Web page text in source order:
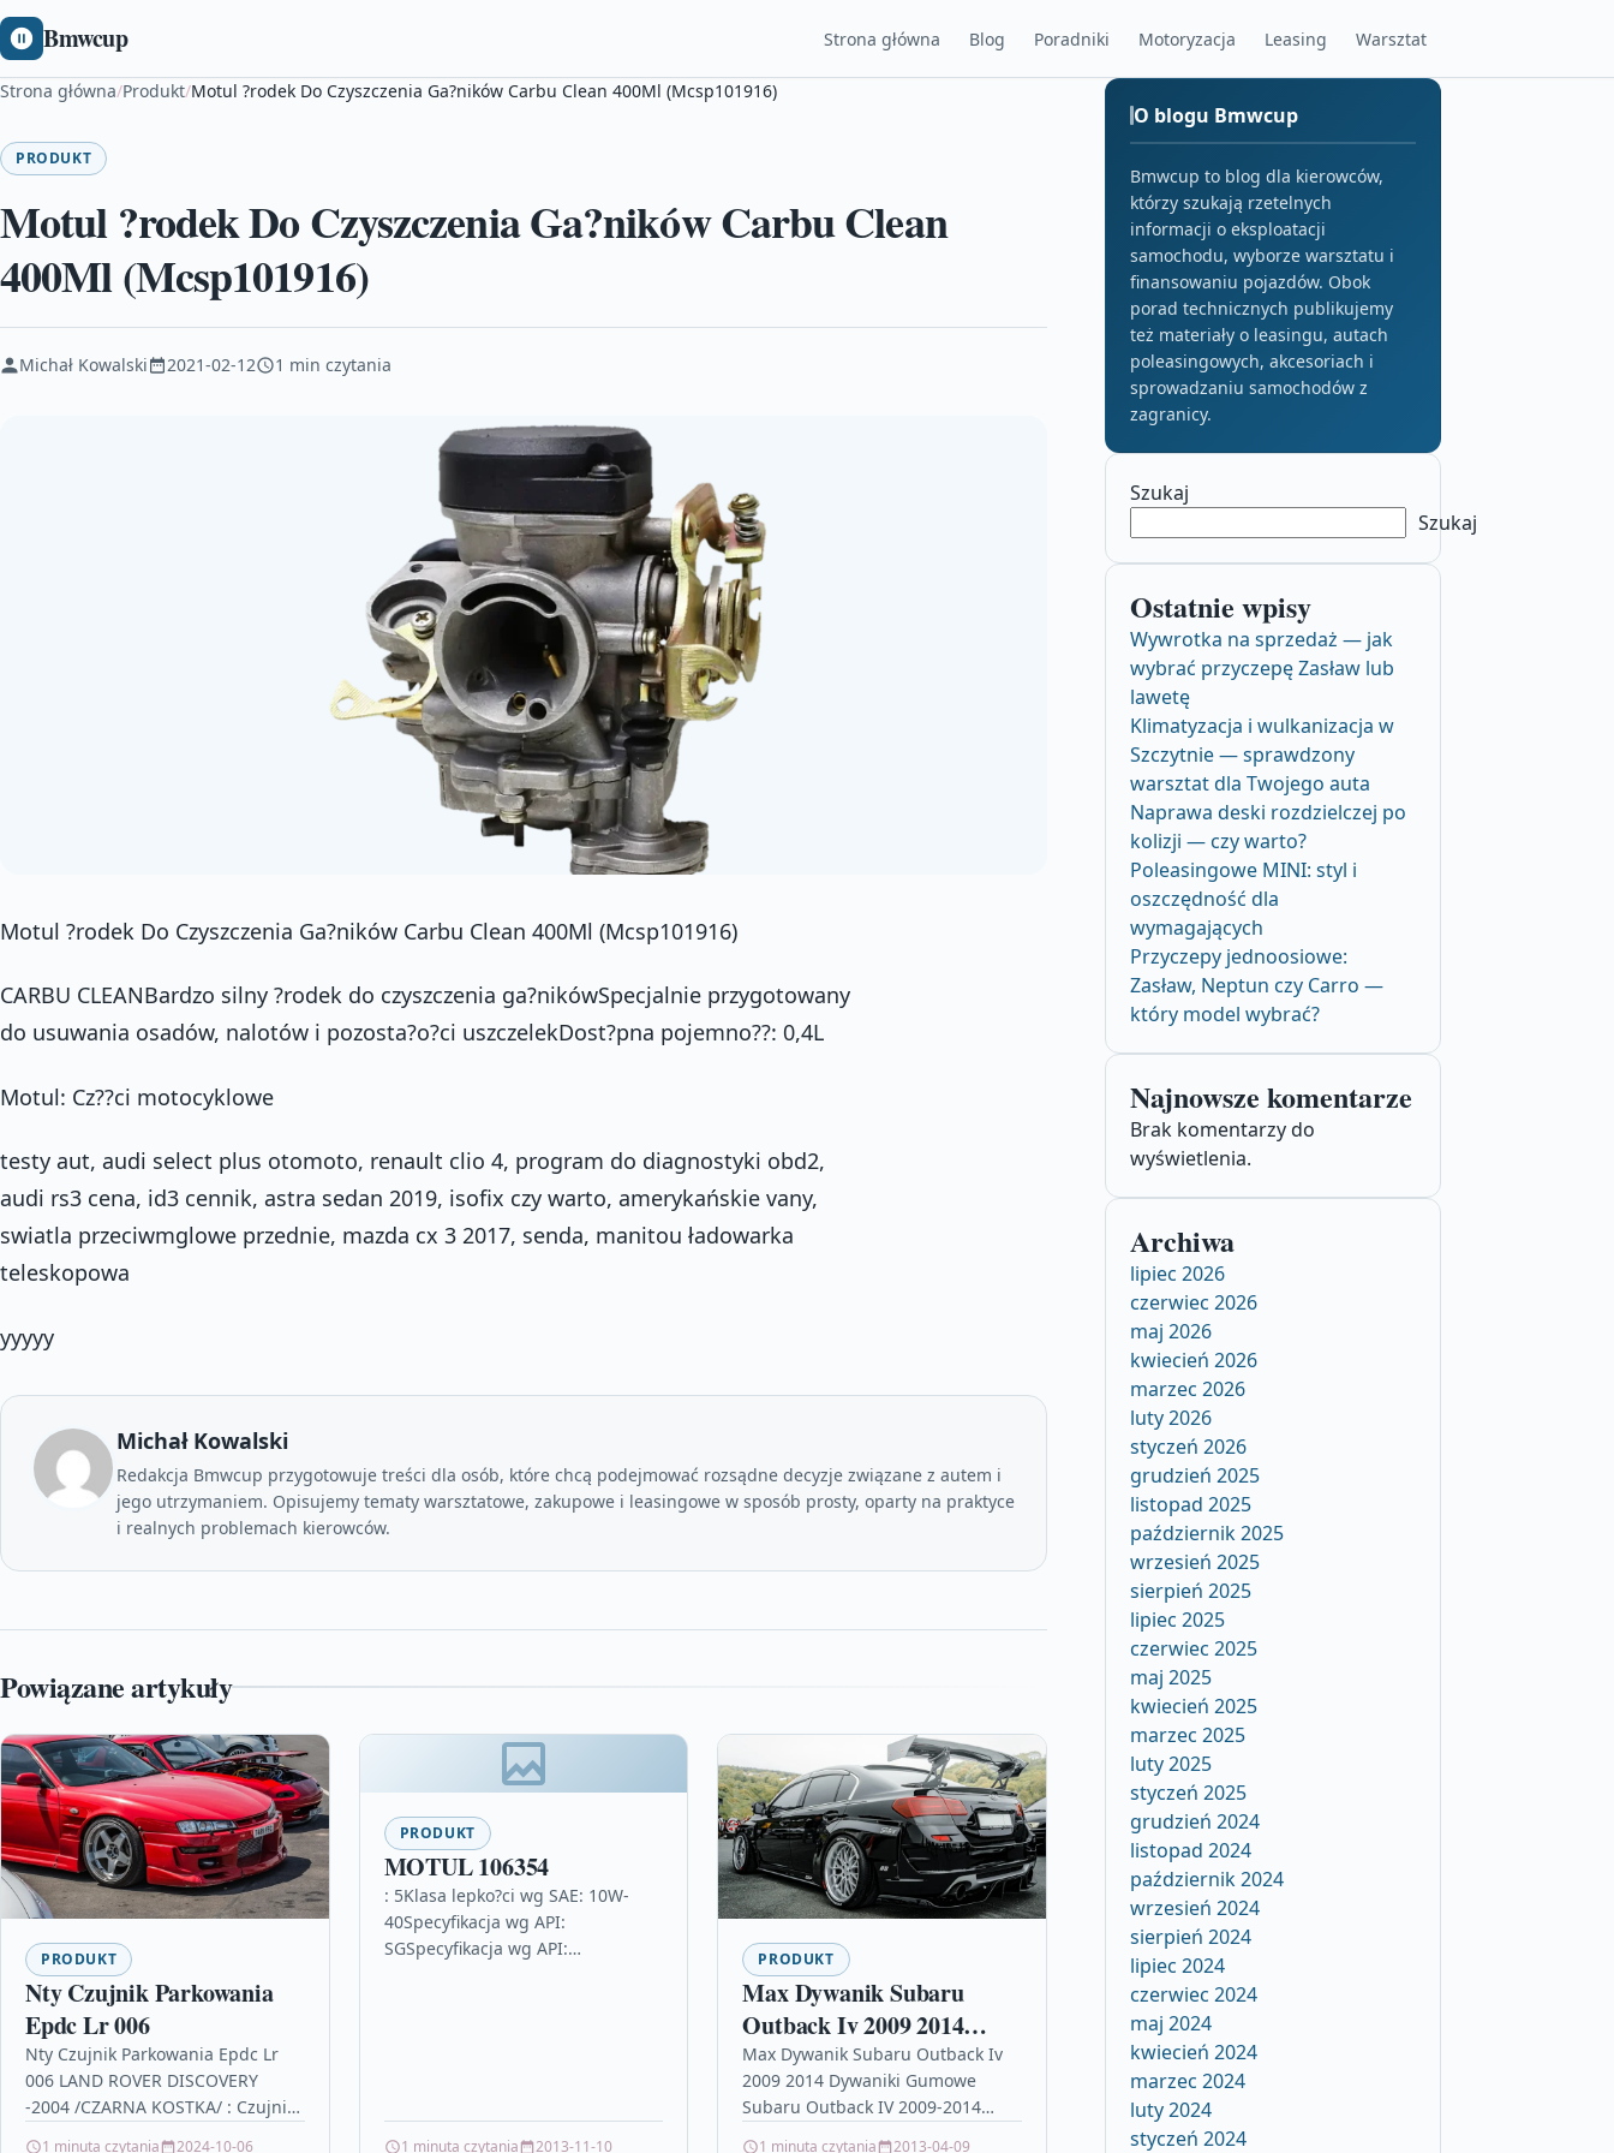
Bmwcup Strona główna Blog Poradniki Motoryzacja Leasing Warsztat
Strona główna/Produkt/Motul ?rodek Do Czyszczenia Ga?ników Carbu Clean 400Ml (Mcsp101916)
PRODUKT
Motul ?rodek Do Czyszczenia Ga?ników Carbu Clean
400Ml (Mcsp101916)
Michał Kowalski 2021-02-12 1 min czytania
Motul ?rodek Do Czyszczenia Ga?ników Carbu Clean 400Ml (Mcsp101916)
CARBU CLEANBardzo silny ?rodek do czyszczenia ga?nikówSpecjalnie przygotowany
do usuwania osadów, nalotów i pozosta?o?ci uszczelekDost?pna pojemno??: 0,4L
Motul: Cz??ci motocyklowe
testy aut, audi select plus otomoto, renault clio 4, program do diagnostyki obd2,
audi rs3 cena, id3 cennik, astra sedan 2019, isofix czy warto, amerykańskie vany,
swiatla przeciwmglowe przednie, mazda cx 3 2017, senda, manitou ładowarka
teleskopowa
yyyyy
Michał Kowalski
Redakcja Bmwcup przygotowuje treści dla osób, które chcą podejmować rozsądne decyzje związane z autem i
jego utrzymaniem. Opisujemy tematy warsztatowe, zakupowe i leasingowe w sposób prosty, oparty na praktyce
i realnych problemach kierowców.
Powiązane artykuły
PRODUKT
Nty Czujnik Parkowania
Epdc Lr 006
Nty Czujnik Parkowania Epdc Lr
006 LAND ROVER DISCOVERY
-2004 /CZARNA KOSTKA/ : Czujniki
1 minuta czytania 2024-10-06
PRODUKT
MOTUL 106354
: 5Klasa lepko?ci wg SAE: 10W-
40Specyfikacja wg API:
SGSpecyfikacja wg API:
1 minuta czytania 2013-11-10
PRODUKT
Max Dywanik Subaru
Outback Iv 2009 2014
Dywaniki Gumowe
Max Dywanik Subaru Outback Iv
2009 2014 Dywaniki Gumowe
Subaru Outback IV 2009-2014
1 minuta czytania 2013-04-09
O blogu Bmwcup
Bmwcup to blog dla kierowców,
którzy szukają rzetelnych
informacji o eksploatacji
samochodu, wyborze warsztatu i
finansowaniu pojazdów. Obok
porad technicznych publikujemy
też materiały o leasingu, autach
poleasingowych, akcesoriach i
sprowadzaniu samochodów z
zagranicy.
Szukaj
Szukaj
Ostatnie wpisy
Wywrotka na sprzedaż — jak
wybrać przyczepę Zasław lub
lawetę
Klimatyzacja i wulkanizacja w
Szczytnie — sprawdzony
warsztat dla Twojego auta
Naprawa deski rozdzielczej po
kolizji — czy warto?
Poleasingowe MINI: styl i
oszczędność dla
wymagających
Przyczepy jednoosiowe:
Zasław, Neptun czy Carro —
który model wybrać?
Najnowsze komentarze
Brak komentarzy do
wyświetlenia.
Archiwa
lipiec 2026
czerwiec 2026
maj 2026
kwiecień 2026
marzec 2026
luty 2026
styczeń 2026
grudzień 2025
listopad 2025
październik 2025
wrzesień 2025
sierpień 2025
lipiec 2025
czerwiec 2025
maj 2025
kwiecień 2025
marzec 2025
luty 2025
styczeń 2025
grudzień 2024
listopad 2024
październik 2024
wrzesień 2024
sierpień 2024
lipiec 2024
czerwiec 2024
maj 2024
kwiecień 2024
marzec 2024
luty 2024
styczeń 2024